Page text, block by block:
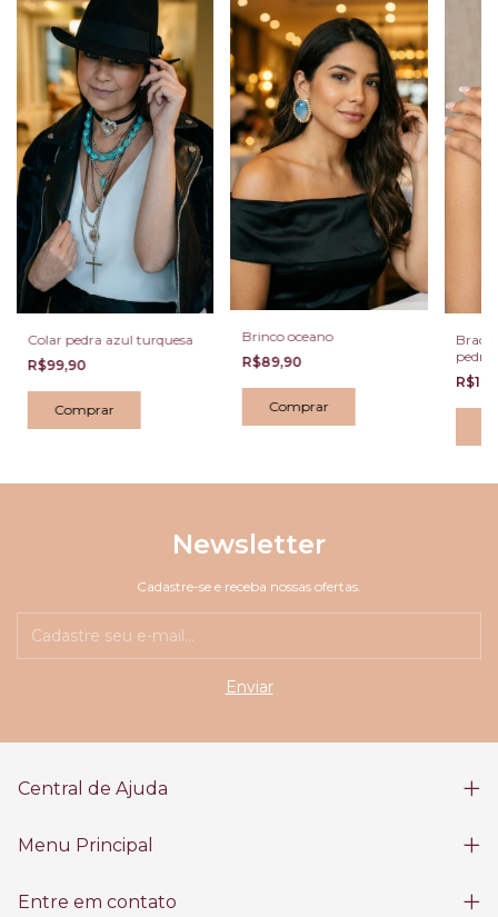
Colar pedra azul turquesa
R$99,90
Brinco oceano
R$89,90
pedra
Newsletter
Cadastre-se e receba nossas ofertas.
Central de Ajuda
Menu Principal
Entre em contato